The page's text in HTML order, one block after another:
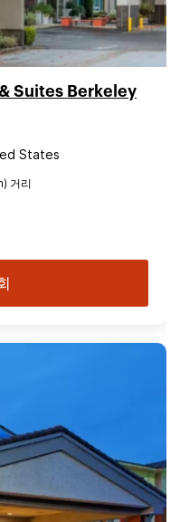
Suites Berkeley
States
거리